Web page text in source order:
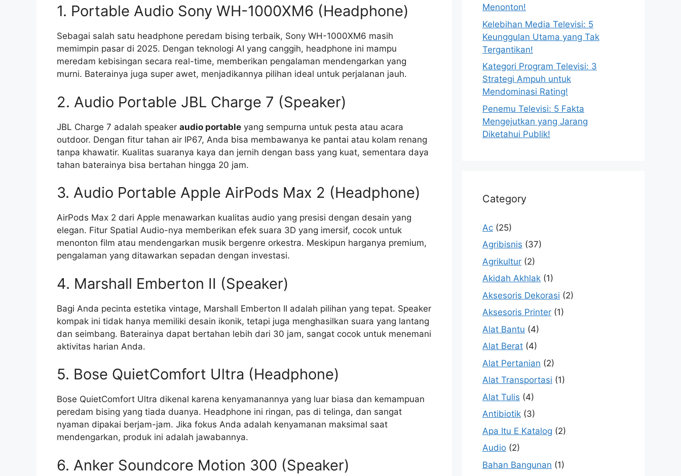
1. Portable Audio Sony WH-1000XM6 (Headphone)
Sebagai salah satu headphone peredam bising terbaik, Sony WH-1000XM6 masih
memimpin pasar di 2025. Dengan teknologi AI yang canggih, headphone ini mampu
meredam kebisingan secara real-time, memberikan pengalaman mendengarkan yang
murni. Baterainya juga super awet, menjadikannya pilihan ideal untuk perjalanan jauh.
2. Audio Portable JBL Charge 7 (Speaker)
JBL Charge 7 adalah speaker audio portable yang sempurna untuk pesta atau acara
outdoor. Dengan fitur tahan air IP67, Anda bisa membawanya ke pantai atau kolam renang
tanpa khawatir. Kualitas suaranya kaya dan jernih dengan bass yang kuat, sementara daya
tahan baterainya bisa bertahan hingga 20 jam.
3. Audio Portable Apple AirPods Max 2 (Headphone)
AirPods Max 2 dari Apple menawarkan kualitas audio yang presisi dengan desain yang
elegan. Fitur Spatial Audio-nya memberikan efek suara 3D yang imersif, cocok untuk
menonton film atau mendengarkan musik bergenre orkestra. Meskipun harganya premium,
pengalaman yang ditawarkan sepadan dengan investasi.
4. Marshall Emberton II (Speaker)
Bagi Anda pecinta estetika vintage, Marshall Emberton II adalah pilihan yang tepat. Speaker
kompak ini tidak hanya memiliki desain ikonik, tetapi juga menghasilkan suara yang lantang
dan seimbang. Baterainya dapat bertahan lebih dari 30 jam, sangat cocok untuk menemani
aktivitas harian Anda.
5. Bose QuietComfort Ultra (Headphone)
Bose QuietComfort Ultra dikenal karena kenyamanannya yang luar biasa dan kemampuan
peredam bising yang tiada duanya. Headphone ini ringan, pas di telinga, dan sangat
nyaman dipakai berjam-jam. Jika fokus Anda adalah kenyamanan maksimal saat
mendengarkan, produk ini adalah jawabannya.
6. Anker Soundcore Motion 300 (Speaker)
Menonton!
Kelebihan Media Televisi: 5
Keunggulan Utama yang Tak
Tergantikan!
Kategori Program Televisi: 3
Strategi Ampuh untuk
Mendominasi Rating!
Penemu Televisi: 5 Fakta
Mengejutkan yang Jarang
Diketahui Publik!
Category
Ac (25)
Agribisnis (37)
Agrikultur (2)
Akidah Akhlak (1)
Aksesoris Dekorasi (2)
Aksesoris Printer (1)
Alat Bantu (4)
Alat Berat (4)
Alat Pertanian (2)
Alat Transportasi (1)
Alat Tulis (4)
Antibiotik (3)
Apa Itu E Katalog (2)
Audio (2)
Bahan Bangunan (1)